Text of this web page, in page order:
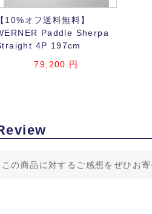
【10%オフ送料無料】
Paddle Sherpa
4P 197cm
79,200 円
この商品に対するご感想をぜひお